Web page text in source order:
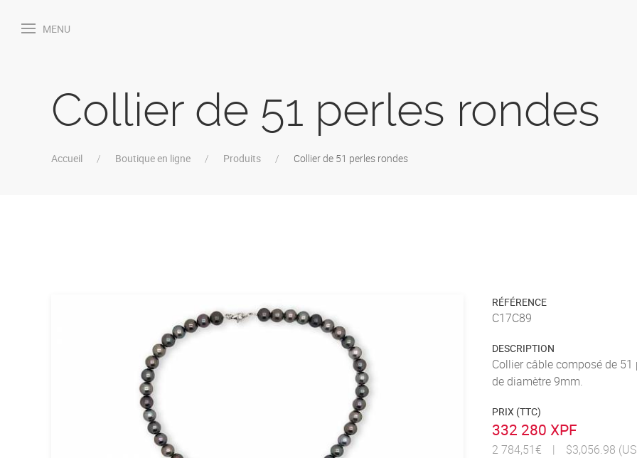
MENU
Collier de 51 perles rondes
Accueil Boutique en ligne Produits Collier de 51 perles rondes
RÉFÉRENCE
C17C89
DESCRIPTION
Collier câble composé de
de diamètre 9mm.
PRIX (TTC)
332 280 XPF
2 784,51€ | $3,056.98